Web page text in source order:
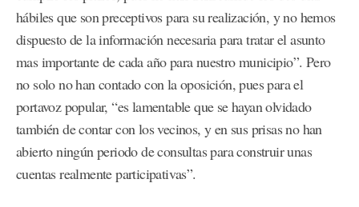
hábiles que son preceptivos para su realización, y no hemos
dispuesto de la información necesaria para tratar el asunto
mas importante de cada año para nuestro municipio”. Pero
no solo no han contado con la oposición, pues para el
portavoz popular, “es lamentable que se hayan olvidado
también de contar con los vecinos, y en sus prisas no han
abierto ningún periodo de consultas para construir unas
cuentas realmente participativas”.